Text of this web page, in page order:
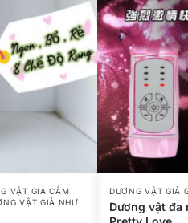
VẬT GIẢ CẦM
VẬT GIẢ NHƯ
DƯƠNG VẬT GIẢ
Dương vật